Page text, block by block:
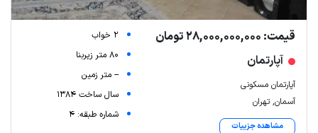
قیمت: 28,000,000,000 تومان
آپارتمان
آپارتمان مسکونی
آسمان, تهران
مشاهده جزییات
2 خواب
80 متر زیربنا
-- متر زمین
سال ساخت 1384
شماره طبقه: 4